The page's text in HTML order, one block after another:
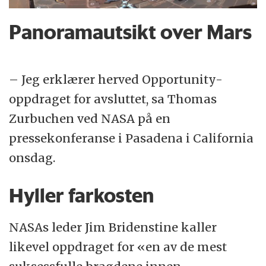
Panoramautsikt over Mars
– Jeg erklærer herved Opportunity-
oppdraget for avsluttet, sa Thomas
Zurbuchen ved NASA på en
pressekonferanse i Pasadena i California
onsdag.
Hyller farkosten
NASAs leder Jim Bridenstine kaller
likevel oppdraget for «en av de mest